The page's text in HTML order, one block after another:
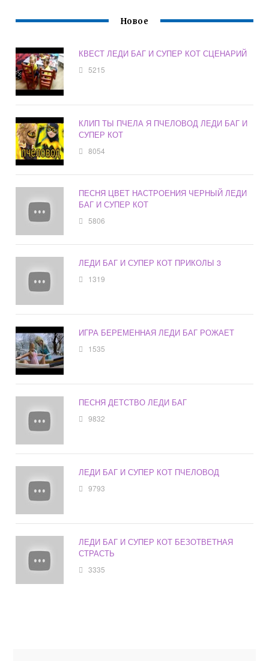
Новое
КВЕСТ ЛЕДИ БАГ И СУПЕР КОТ СЦЕНАРИЙ
5215
КЛИП ТЫ ПЧЕЛА Я ПЧЕЛОВОД ЛЕДИ БАГ И
СУПЕР КОТ
8054
ПЕСНЯ ЦВЕТ НАСТРОЕНИЯ ЧЕРНЫЙ ЛЕДИ
БАГ И СУПЕР КОТ
5806
ЛЕДИ БАГ И СУПЕР КОТ ПРИКОЛЫ 3
1319
ИГРА БЕРЕМЕННАЯ ЛЕДИ БАГ РОЖАЕТ
1535
ПЕСНЯ ДЕТСТВО ЛЕДИ БАГ
9832
ЛЕДИ БАГ И СУПЕР КОТ ПЧЕЛОВОД
9793
ЛЕДИ БАГ И СУПЕР КОТ БЕЗОТВЕТНАЯ
СТРАСТЬ
3335